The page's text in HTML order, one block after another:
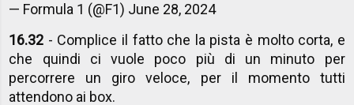
— Formula 1 (@F1) June 28, 2024
16.32 - Complice il fatto che la pista è molto corta, e
che quindi ci vuole poco più di un minuto per
percorrere un giro veloce, per il momento tutti
attendono ai box.